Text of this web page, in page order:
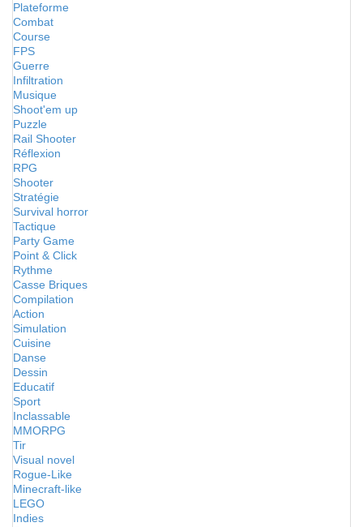
Plateforme
Combat
Course
FPS
Guerre
Infiltration
Musique
Shoot'em up
Puzzle
Rail Shooter
Réflexion
RPG
Shooter
Stratégie
Survival horror
Tactique
Party Game
Point & Click
Rythme
Casse Briques
Compilation
Action
Simulation
Cuisine
Danse
Dessin
Educatif
Sport
Inclassable
MMORPG
Tir
Visual novel
Rogue-Like
Minecraft-like
LEGO
Indies